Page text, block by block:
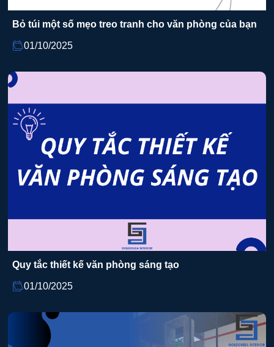
Bỏ túi một số mẹo treo tranh cho văn phòng của bạn
01/10/2025
Quy tắc thiết kế văn phòng sáng tạo
01/10/2025